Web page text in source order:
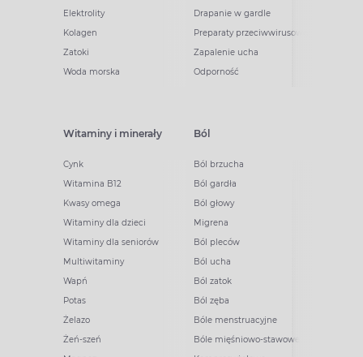
Elektrolity
Kolagen
Zatoki
Woda morska
Drapanie w gardle
Preparaty przeciwwirusowe
Zapalenie ucha
Odporność
Witaminy i minerały
Cynk
Witamina B12
Kwasy omega
Witaminy dla dzieci
Witaminy dla seniorów
Multiwitaminy
Wapń
Potas
Żelazo
Żeń-szeń
Ból
Ból brzucha
Ból gardła
Ból głowy
Migrena
Ból pleców
Ból ucha
Ból zatok
Ból zęba
Bóle menstruacyjne
Bóle mięśniowo-stawowe